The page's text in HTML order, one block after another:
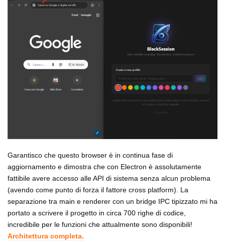
Garantisco che questo browser è in continua fase di
aggiornamento e dimostra che con Electron è assolutamente
fattibile avere accesso alle API di sistema senza alcun problema
(avendo come punto di forza il fattore cross platform). La
separazione tra main e renderer con un bridge IPC tipizzato mi ha
portato a scrivere il progetto in circa 700 righe di codice,
incredibile per le funzioni che attualmente sono disponibili!
Architettura completa.